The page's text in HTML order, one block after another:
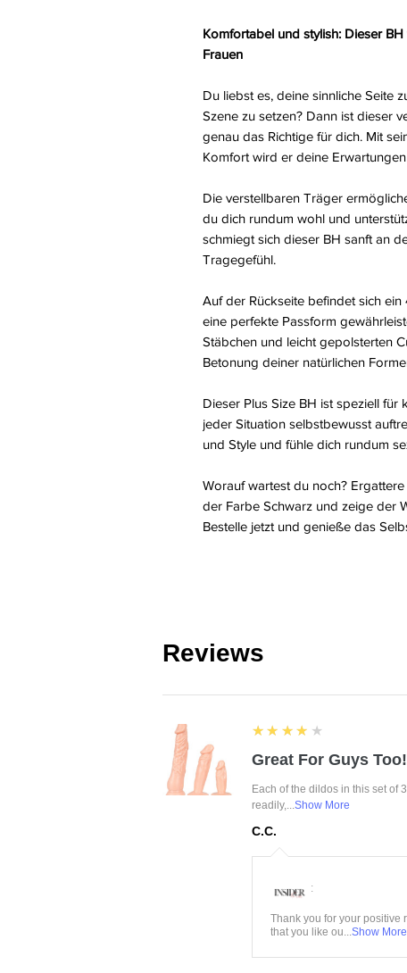
Komfortabel und stylish: Dieser
Frauen
Du liebst es, deine sinnliche Seite
Szene zu setzen? Dann ist dieser
genau das Richtige für dich. Mit
Komfort wird er deine
Die verstellbaren Träger
du dich rundum wohl und
schmiegt sich dieser BH sanft an
Tragegefühl.
Auf der Rückseite befindet sich
eine perfekte Passform
Stäbchen und leicht gepolsterten
Betonung deiner natürlichen
Dieser Plus Size BH ist speziell
jeder Situation selbstbewusst
und Style und fühle dich rundum
Worauf wartest du noch?
der Farbe Schwarz und zeige der
Bestelle jetzt und genieße das
Reviews
4
★★★★★
Great For Guys Too!
Each of the dildos in this set of
readily,...Show More
C.C.
:
Thank you for your positive
that you like ou...Show More